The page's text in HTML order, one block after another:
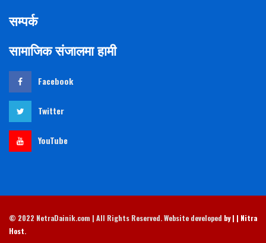
सम्पर्क
सामाजिक संजालमा हामी
Facebook
Twitter
YouTube
© 2022 NetraDainik.com | All Rights Reserved. Website developed by | | Nitra
Host.